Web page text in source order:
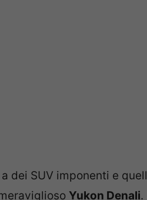
dei SUV imponenti e
Yukon Denali.